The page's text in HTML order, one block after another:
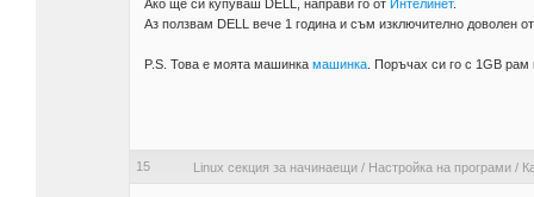
Ако ще си купуваш DELL, направи го от Интелинет.
Аз ползвам DELL вече 1 година и съм изключително доволен от
P.S. Това е моята машинка машинка. Поръчах си го с 1GB рам
15 Linux секция за начинаещи/ Настройка на програми/